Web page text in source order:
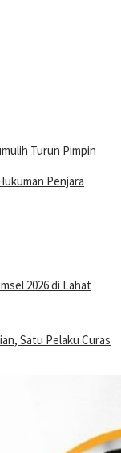
Turun Pimpin
Penjara
2026 di Lahat
Satu Pelaku Curas